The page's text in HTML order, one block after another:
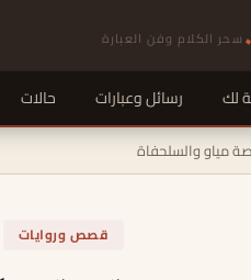
. سحر الكلام وفن العبارة
لك رسائل وعبارات حالات
مياو والسلحفاة
قصص وروايات